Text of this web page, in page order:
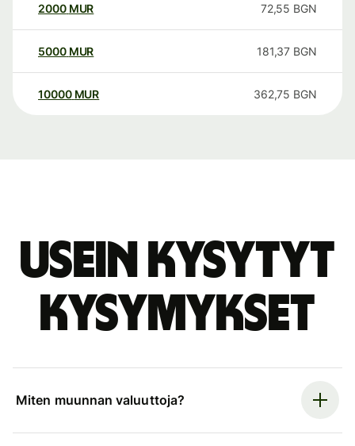
2000 MUR 72,55 BGN
5000 MUR 181,37 BGN
10000 MUR 362,75 BGN
Usein kysytyt
kysymykset
Miten muunnan valuuttoja?